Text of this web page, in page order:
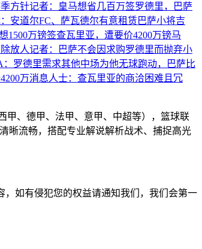
方针记者：皇马想省几百万签罗德里，巴萨
安道尔FC、萨瓦德尔有意租赁巴萨小将吉
1500万镑签查瓦里亚，遭要价4200万镑马
放人记者：巴萨不会因求购罗德里而抛弃小
：罗德里需求其他中场为他无球跑动，巴萨比
万消息人士：查瓦里亚的商洽困难且冗
甲、德甲、法甲、意甲、中超等），篮球联
晰流畅，搭配专业解说解析战术、捕捉高光
如有侵犯您的权益请通知我们，我们会第一